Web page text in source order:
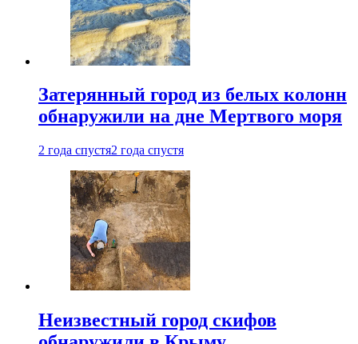
Затерянный город из белых колонн
обнаружили на дне Мертвого моря
2 года спустя2 года спустя
Неизвестный город скифов